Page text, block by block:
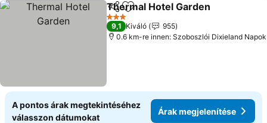
Megosztás
Hozzáadás a kedvencekhez
Thermal Hotel Garden
3 Kategória
9,1 Kiváló
955
0.6 km-re innen: Szoboszlói Dixieland Napok
A pontos árak megtekintéséhez
válasszon dátumokat
Árak megjelenítése